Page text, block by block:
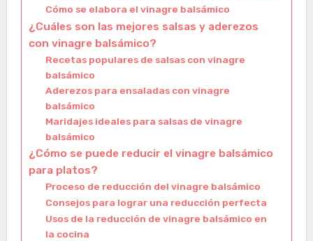
Cómo se elabora el vinagre balsámico
¿Cuáles son las mejores salsas y aderezos
con vinagre balsámico?
Recetas populares de salsas con vinagre
balsámico
Aderezos para ensaladas con vinagre
balsámico
Maridajes ideales para salsas de vinagre
balsámico
¿Cómo se puede reducir el vinagre balsámico
para platos?
Proceso de reducción del vinagre balsámico
Consejos para lograr una reducción perfecta
Usos de la reducción de vinagre balsámico en
la cocina